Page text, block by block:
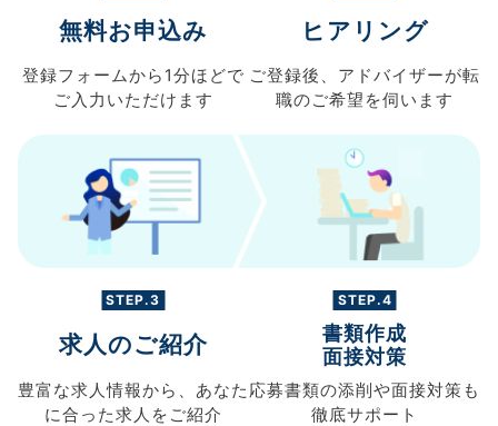
無料お申込み
登録フォームから 1分ほどで
ご入力 いただけます
ヒアリング
ご登録後、 アドバイザーが転
職のご希望を伺います
STEP.3
求人のご紹介
豊富な求人情報から、 あなた
に合った求人を ご紹介
STEP.4
書類作成
面接対策
応募書類の添削や面接対策も
徹底サポート